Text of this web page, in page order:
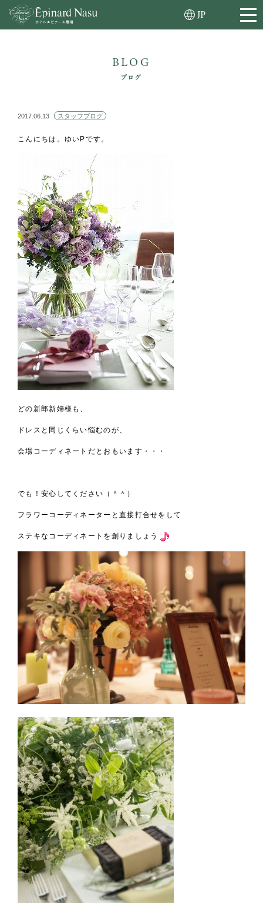
JP
BLOG
ブログ
2017.06.13 スタッフブログ
こんにちは。ゆいPです。
どの新郎新婦様も、
ドレスと同じくらい悩むのが、
会場コーディネートだとおもいます・・・
でも！安心してください（＾＾）
フラワーコーディネーターと直接打合せをして
ステキなコーディネートを創りましょう